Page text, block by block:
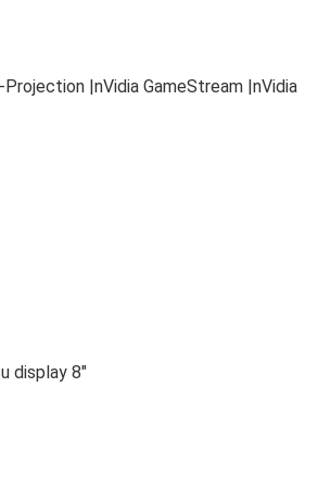
|nVidia GameStream |nVidia
display 8″